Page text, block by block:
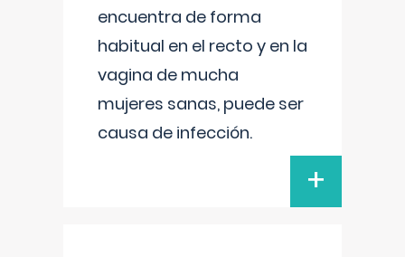
encuentra de forma
habitual en el recto y en la
vagina de mucha
mujeres sanas, puede ser
causa de infección.
+